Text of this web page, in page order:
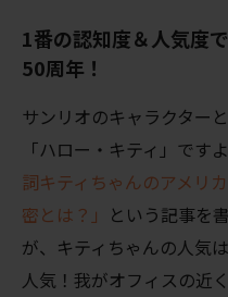
1番の認知度＆人気度
50周年！
サンリオのキャラクター
「ハロー・キティ」です
詞キティちゃんのアメリ
密とは？」 という記事を
が、キティちゃんの人気
人気！我がオフィスの近